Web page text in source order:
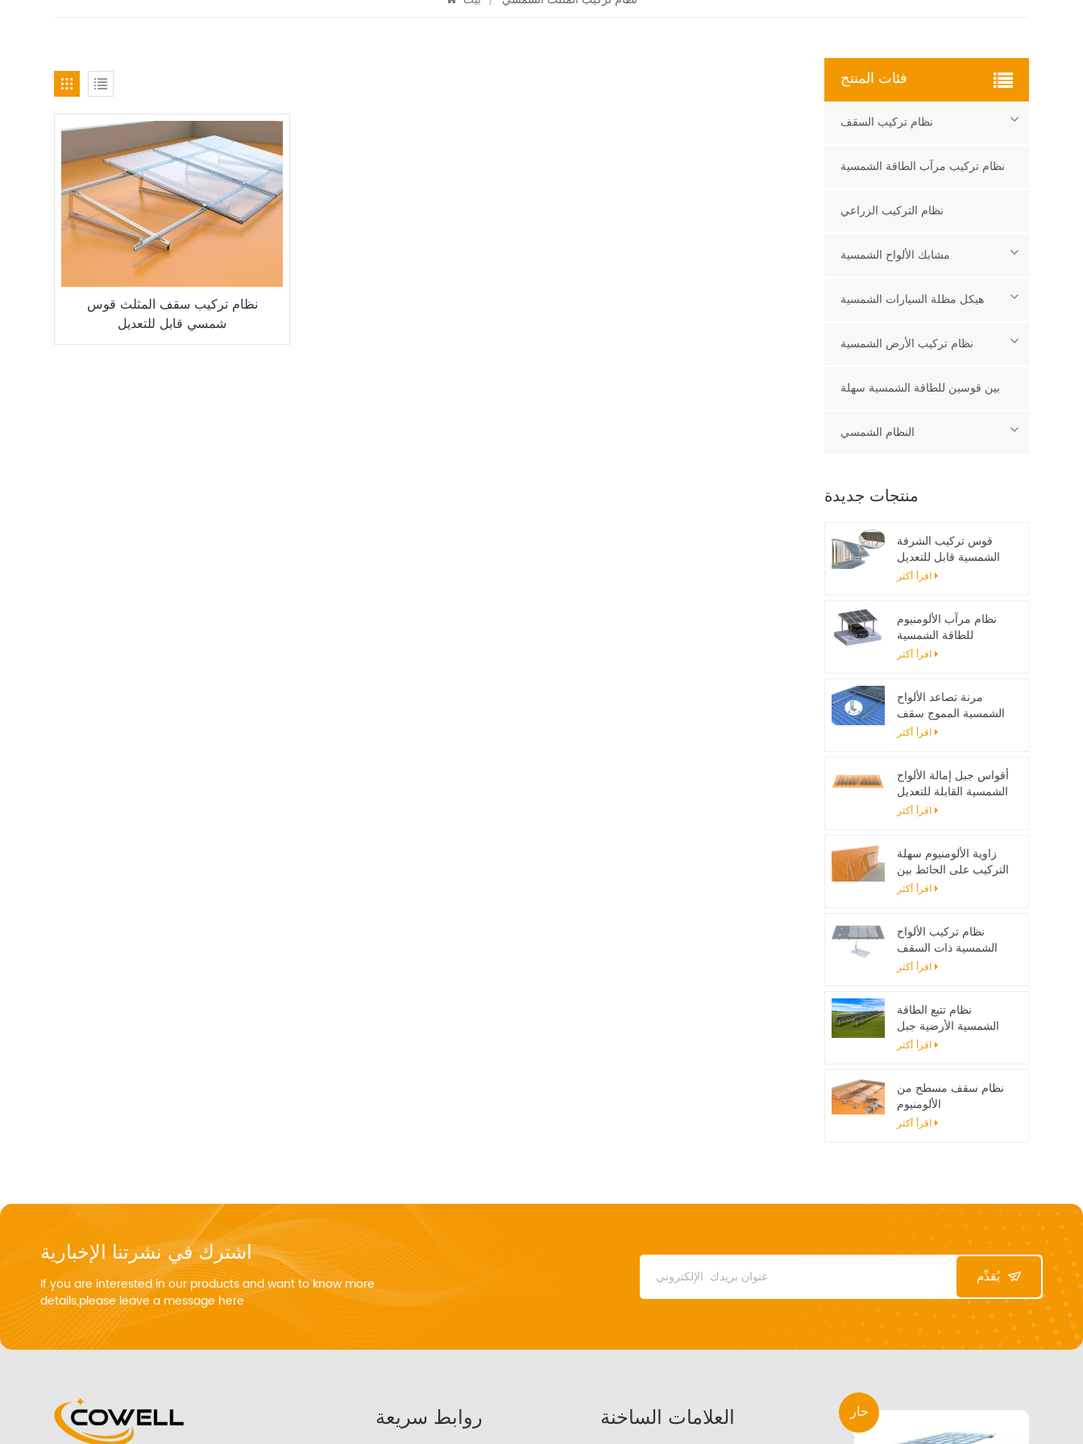
نظام تركيب سقف المثلث قوس
شمسي قابل للتعديل
فئات المنتج
نظام تركيب السقف
نظام تركيب مرآب الطاقة الشمسية
نظام التركيب الزراعي
مشابك الألواح الشمسية
هيكل مظلة السيارات الشمسية
نظام تركيب الأرض الشمسية
بين قوسين للطاقة الشمسية سهلة
النظام الشمسي
منتجات جديدة
قوس تركيب الشرفة
الشمسية قابل للتعديل
اقرأ أكثر
نظام مرآب الألومنيوم
للطاقة الشمسية
اقرأ أكثر
مرنة تصاعد الألواح
الشمسية المموج سقف
تصاعد بين قوسين
اقرأ أكثر
أقواس جبل إمالة الألواح
الشمسية القابلة للتعديل
مصممة لأنظمة الطاقة
اقرأ أكثر
زاوية الألومنيوم سهلة
التركيب على الحائط بين
قوسين للألواح الشمسية
اقرأ أكثر
نظام تركيب الألواح
الشمسية ذات السقف
المسطح مع اللمعان
اقرأ أكثر
نظام تتبع الطاقة
الشمسية الأرضية جبل
حامل قابل للتعديل لوحة
اقرأ أكثر
نظام سقف مسطح من
الألومنيوم
اقرأ أكثر
اشترك في نشرتنا الإخبارية
If you are interested in our products and want to know more
details,please leave a message here
يُقدِّم
روابط سريعة العلامات الساخنة حار